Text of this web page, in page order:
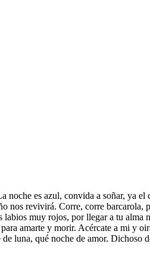
es azul, convida a soñar, ya
nos revivirá. Corre, corre
muy rojos, por llegar a tu
amarte y morir. Acércate a mi y
luna, qué noche de amor.